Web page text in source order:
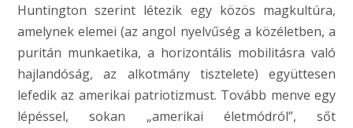
Huntington szerint létezik egy közös magkultúra,
amelynek elemei (az angol nyelvűség a közéletben, a
puritán munkaetika, a horizontális mobilitásra való
hajlandóság, az alkotmány tisztelete) együttesen
lefedik az amerikai patriotizmust. Tovább menve egy
lépéssel, sokan „amerikai életmódról”, sőt